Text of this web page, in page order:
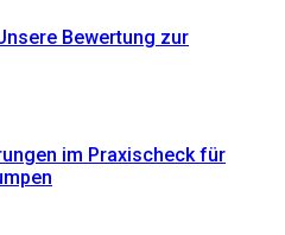
Bewertung zur
im Praxischeck für